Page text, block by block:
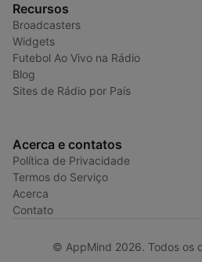
Recursos
Broadcasters
Widgets
Futebol Ao Vivo na Rádio
Blog
Sites de Rádio por País
Acerca e contatos
Política de Privacidade
Termos do Serviço
Acerca
Contato
© AppMind 2026. Todos os